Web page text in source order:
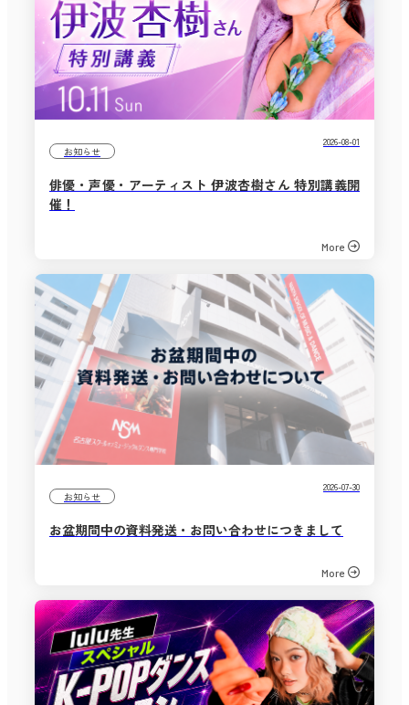
お知らせ
2026-08-01
俳優・声優・アーティスト 伊波杏樹さん 特別講義開
催！
More
お知らせ
2026-07-30
お盆期間中の資料発送・お問い合わせにつきまして
More